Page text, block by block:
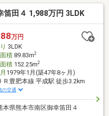
責任２年〉入居後の雨漏りな
きます。〈水回り新品〉２
。【内覧ツアー】 熊本県全
めてご内覧いただけます水曜
覧も柔軟に対応！物件選びか
』が全力でサポートしま
笛田４ 1,988万円 3LDK
万円
3LDK
積89.83m2
積152.25m2
1979年1月(築47年8ヶ月)
ＪＲ豊肥本線 平成駅 徒歩3.2km
の交通
本県熊本市南区御幸笛田４